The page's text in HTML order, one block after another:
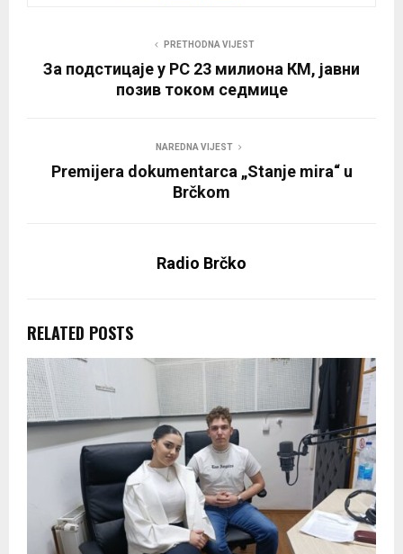
PRETHODNA VIJEST
За подстицаје у РС 23 милиона КМ, јавни
позив током седмице
NAREDNA VIJEST
Premijera dokumentarca „Stanje mira“ u
Brčkom
Radio Brčko
RELATED POSTS